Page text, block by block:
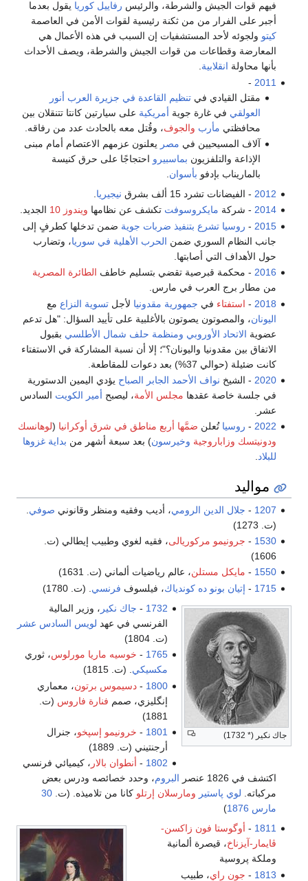
فيهم قوات الجيش والشرطة، والرئيس رفاييل كوريا يقول بعدما
أجبر على الفرار من من ثكنة رئيسية لقوات الأمن في العاصمة
كيتو ولجوئه لأحد المستشفيات إن السبب في هذه الأعمال هي
المعارضة وقطاعات من قوات الجيش والشرطة، ويصف الأحداث
بأنها محاولة انقلابية.
2011
-
مقتل القيادي في تنظيم القاعدة في جزيرة العرب أنور
العولقي في غارة جوية أمريكية على سيارتين كانتا تتنقلان بين
محافظتي مأرب والجوف، وقُتل معه بالحادث عدد من رفاقه.
آلاف المسيحيين في مصر يعلنون عزمهم الاعتصام أمام مبنى
الإذاعة والتلفزيون بماسبيرو احتجاجًا على حرق كنيسة
بالماريناب بإدفو بأسوان
2012 - الفيضانات تشرد 15 ألف بشرق نيجيريا
2014 - شركة مايكروسوفت تكشف عن نظامها ويندوز 10
الجديد.
2015
- روسيا تشرع بتنفيذ ضربات جوية ضمن تدخلها كطرفٍ إلى
جانب النظام السوري ضمن الحرب الأهلية في سوريا، وتضارب
حول الأهداف التي أصابتها.
2016 - محكمة قبرصية تقضي بتسليم خاطف الطائرة المصرية
من مطار برج العرب في مارس.
2018
- استفتاء في جمهورية مقدونيا لأجلتسوية النزاع مع
اليونان، والمصوتون يصوتون بالأغلبية على تأييد السؤال: "هل تدعم
عضوية الاتحاد الأوروبي ومنظمة حلف شمال الأطلسي بقبول
الاتفاق بين مقدونيا واليونان؟"؛ إلا أن نسبة المشاركة في الاستفتاء
كانت ضئيلة (حوالي 37%) بعد دعوات للمقاطعة.
2020 - الشيخ نواف الأحمد الجابر الصباح يؤدي اليمين الدستورية
في جلسة خاصة عقدها مجلس الأمة، ليصبح أمير الكويت السادس
عشر.
2022
- روسيا تُعلن ضمَّها أربع مناطق في شرق أوكرانيا (لوهانسك
ودونيتسك وزاباروجية وخيرسون) بعد سبعة أشهر من بداية غزوها
للبلاد.
مواليد
1207
- جلال الدين الرومي، أديب وفقيه ومنظر وقانوني صوفي
(ت. 1273)
1530
- جرونيمو مركوريالى، فقيه لغوي وطبيب إيطالي (ت.
1606)
1550
- مايكل مستلن، عالم رياضيات ألماني (ت. 1631)
1715
- إتيان بونو ده كوندياك، فيلسوف فرنسي . (ت. 1780)
جاك نكير (* 1732)
1732
- جاك نكير ، وزير المالية
الفرنسي في عهد لويس السادس عشر
(ت. 1804)
1765
- خوسيه ماريا مورلوس، ثوري
مكسيكي. (ت. 1815)
1800
- دسيموس برتون، معماري
إنگليزي، صمم فنارة فاروس (ت.
1881)
1801
- خرونيمو إسپخو، جنرال
أرجنتيني (ت. 1889)
1802
- أنطوان بالار ، كيميائي فرنسي
اكتشف في 1826 عنصر
البروم، وحدد خصائصه ودرس بعض
مركباته. لوي پاستير ومارسلان إرتلو كانا من تلاميذه. (ت.30
مارس 1876
)
1811
- أوگوستا فون زاكسن-
ڤايمار-آيزناخ، قيصرة ألمانية
وملكة پروسية
1813
- جون راي، طبيب